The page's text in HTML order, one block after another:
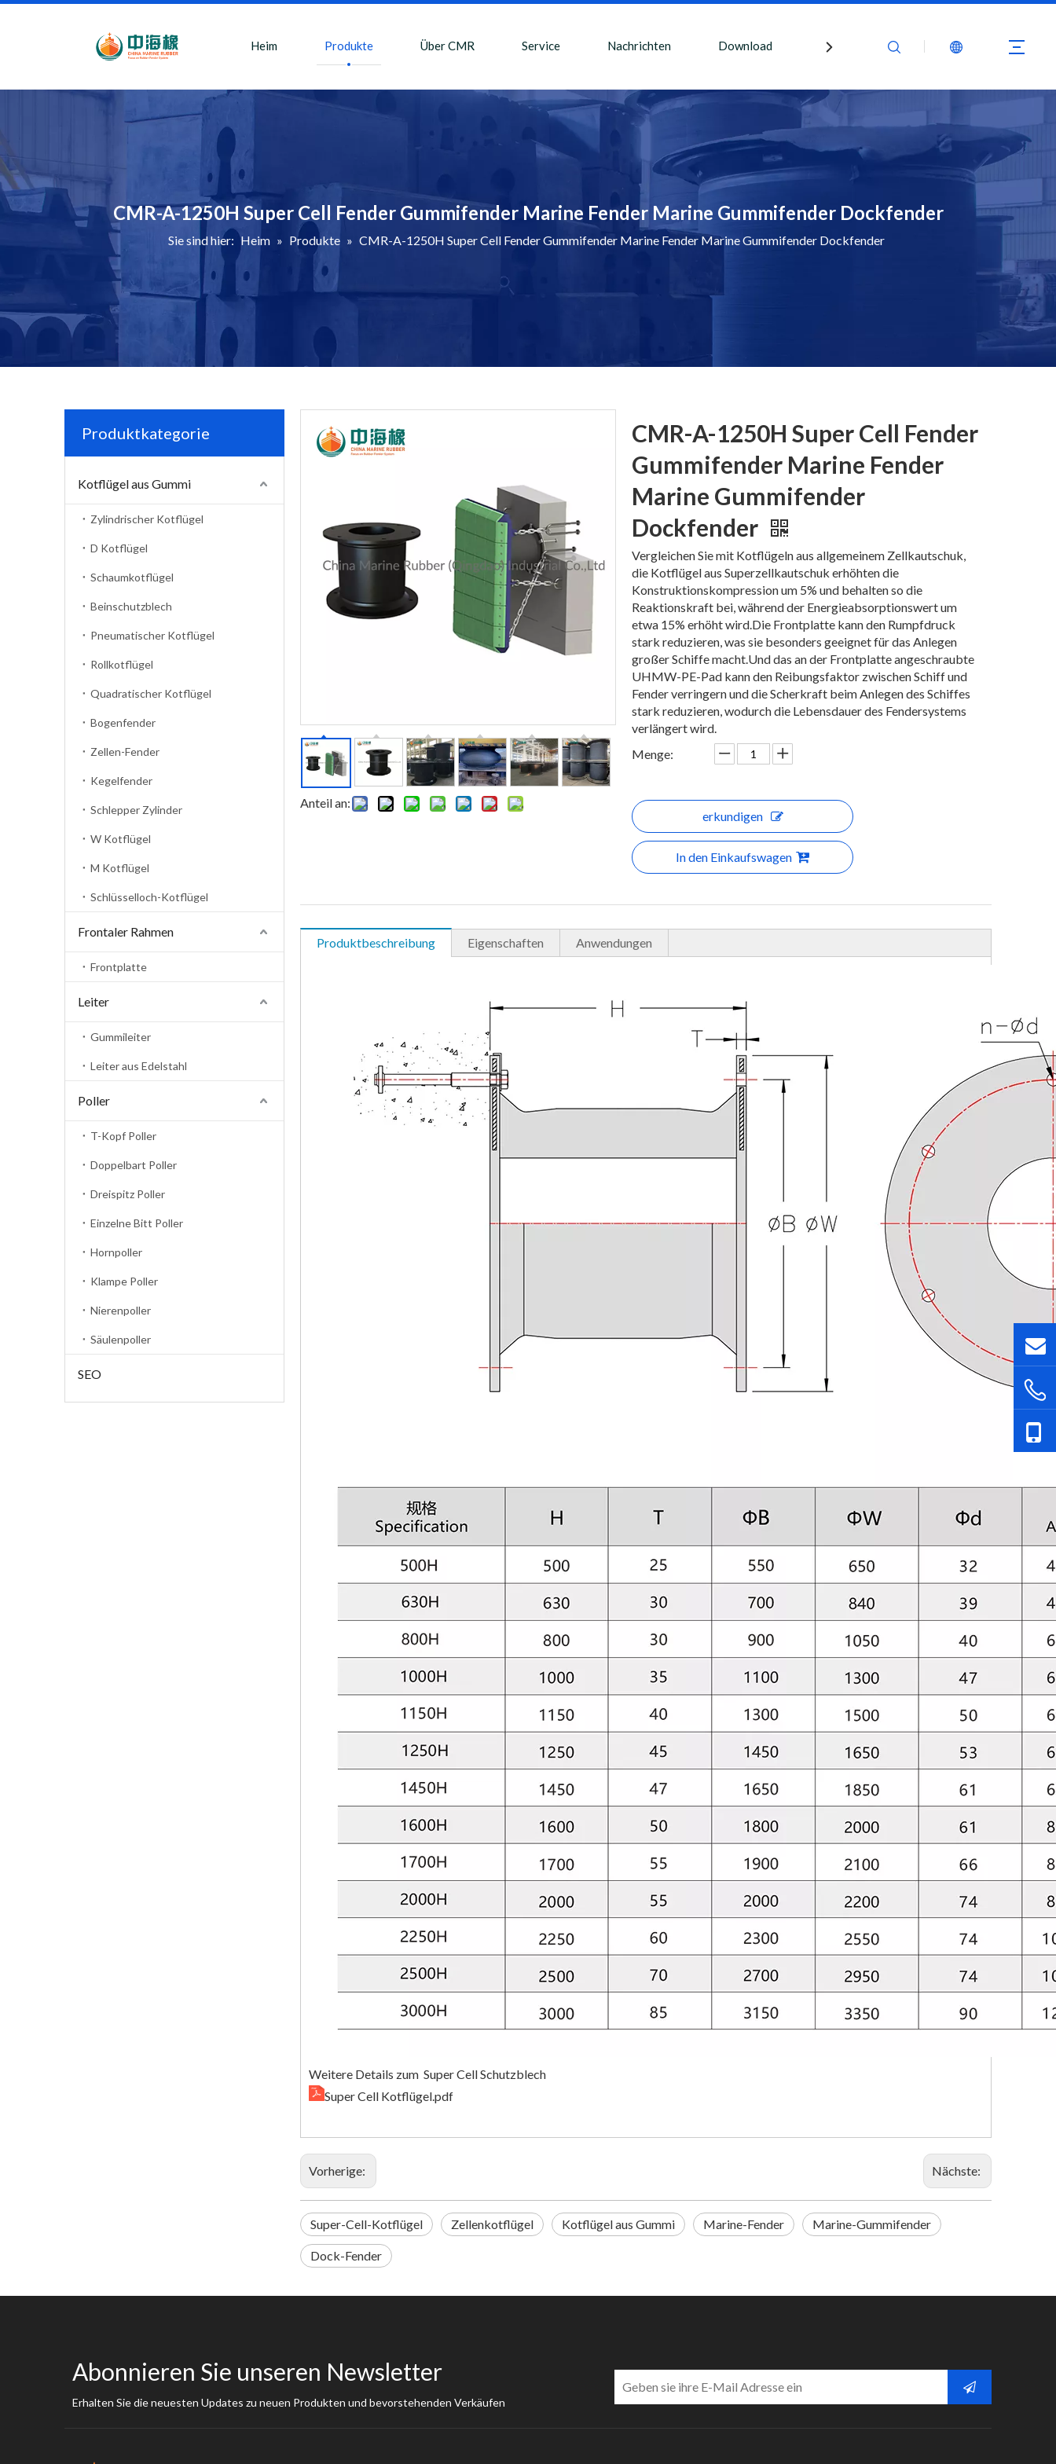
Heim Produkte Über CMR Service Nachrichten Download Kontaktiere uns
CMR-A-1250H Super Cell Fender Gummifender Marine Fender Marine Gummifender Dockfender
Sie sind hier: Heim » Produkte » CMR-A-1250H Super Cell Fender Gummifender Marine Fender Marine Gummifender Dockfender
Produktkategorie
Kotflügel aus Gummi
Zylindrischer Kotflügel
D Kotflügel
Schaumkotflügel
Beinschutzblech
Pneumatischer Kotflügel
Rollkotflügel
Quadratischer Kotflügel
Bogenfender
Zellen-Fender
Kegelfender
Schlepper Zylinder
W Kotflügel
M Kotflügel
Schlüsselloch-Kotflügel
Frontaler Rahmen
Frontplatte
Leiter
Gummileiter
Leiter aus Edelstahl
Poller
T-Kopf Poller
Doppelbart Poller
Dreispitz Poller
Einzelne Bitt Poller
Hornpoller
Klampe Poller
Nierenpoller
Säulenpoller
SEO
Anteil an:
CMR-A-1250H Super Cell Fender
Gummifender Marine Fender
Marine Gummifender
Dockfender
Vergleichen Sie mit Kotflügeln aus allgemeinem Zellkautschuk,
die Kotflügel aus Superzellkautschuk erhöhten die
Konstruktionskompression um 5% und behalten so die
Reaktionskraft bei, während der Energieabsorptionswert um
etwa 15% erhöht wird.Die Frontplatte kann den Rumpfdruck
stark reduzieren, was sie besonders geeignet für das Anlegen
großer Schiffe macht.Und das an der Frontplatte angeschraubte
UHMW-PE-Pad kann den Reibungsfaktor zwischen Schiff und
Fender verringern und die Scherkraft beim Anlegen des Schiffes
stark reduzieren, wodurch die Lebensdauer des Fendersystems
verlängert wird.
Menge:
erkundigen
In den Einkaufswagen
Produktbeschreibung Eigenschaften Anwendungen
Weitere Details zum Super Cell Schutzblech
Super Cell Kotflügel.pdf
Vorherige: Nächste:
Super-Cell-Kotflügel Zellenkotflügel Kotflügel aus Gummi Marine-Fender Marine-Gummifender
Dock-Fender
Abonnieren Sie unseren Newsletter
Erhalten Sie die neuesten Updates zu neuen Produkten und bevorstehenden Verkäufen